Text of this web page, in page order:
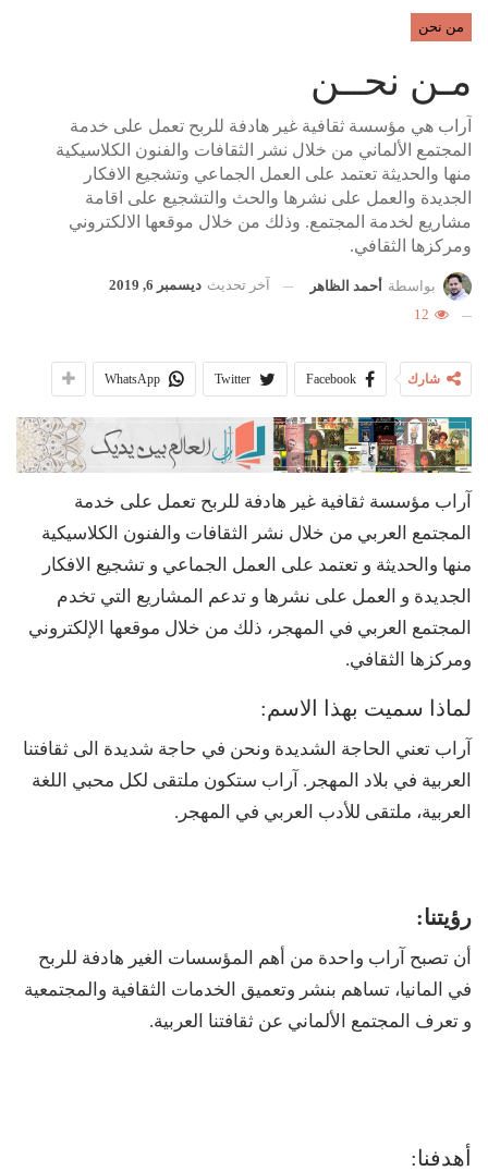
من نحن
مـن نحــن
آراب هي مؤسسة ثقافية غير هادفة للربح تعمل على خدمة
المجتمع الألماني من خلال نشر الثقافات والفنون الكلاسيكية
منها والحديثة تعتمد على العمل الجماعي وتشجيع الافكار
الجديدة والعمل على نشرها والحث والتشجيع على اقامة
مشاريع لخدمة المجتمع. وذلك من خلال موقعها الالكتروني
ومركزها الثقافي.
بواسطة أحمد الظاهر آخر تحديث ديسمبر 6, 2019
شارك Facebook
Twitter
WhatsApp
آراب مؤسسة ثقافية غير هادفة للربح تعمل على خدمة
المجتمع العربي من خلال نشر الثقافات والفنون الكلاسيكية
منها والحديثة و تعتمد على العمل الجماعي و تشجيع الافكار
الجديدة و العمل على نشرها و تدعم المشاريع التي تخدم
المجتمع العربي في المهجر، ذلك من خلال موقعها الإلكتروني
ومركزها الثقافي.
لماذا سميت بهذا الاسم:
آراب تعني الحاجة الشديدة ونحن في حاجة شديدة الى ثقافتنا
العربية في بلاد المهجر. آراب ستكون ملتقى لكل محبي اللغة
العربية، ملتقى للأدب العربي في المهجر.
رؤيتنا:
أن تصبح آراب واحدة من أهم المؤسسات الغير هادفة للربح
في المانيا، تساهم بنشر وتعميق الخدمات الثقافية والمجتمعية
و تعرف المجتمع الألماني عن ثقافتنا العربية.
أهدفنا: